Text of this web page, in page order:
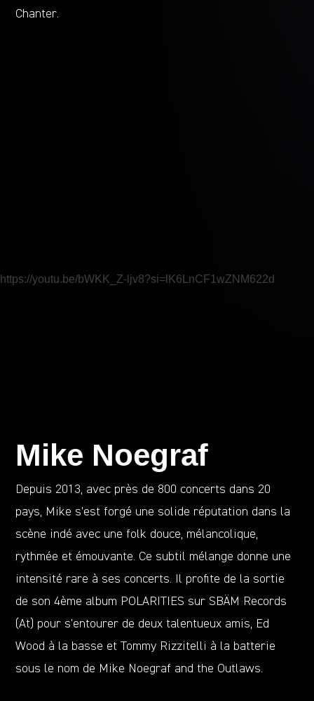
Chanter.
https://youtu.be/bWKK_Z-ljv8?si=lK6LnCF1wZNM622d
Mike Noegraf
Depuis 2013, avec près de 800 concerts dans 20
pays, Mike s’est forgé une solide réputation dans la
scène indé avec une folk douce, mélancolique,
rythmée et émouvante. Ce subtil mélange donne une
intensité rare à ses concerts. Il profite de la sortie
de son 4ème album POLARITIES sur SBÄM Records
(At) pour s’entourer de deux talentueux amis, Ed
Wood à la basse et Tommy Rizzitelli à la batterie
sous le nom de Mike Noegraf and the Outlaws.